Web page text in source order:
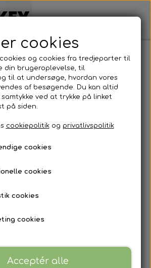
Nissan Nøgleblad Nøgleblad
cookies
og cookies fra tredjeparter til
din brugeroplevelse, til
til at undersøge, hvordan vores
af besøgende. Du kan altid
ved at trykke på linket
på siden.
cookiepolitikog privatlivspolitik
cookies
cookies
cookies
cookies
Acceptér alle